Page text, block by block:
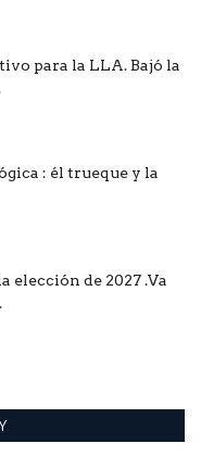
para la LLA. Bajó la
: él trueque y la
elección de 2027 .Va